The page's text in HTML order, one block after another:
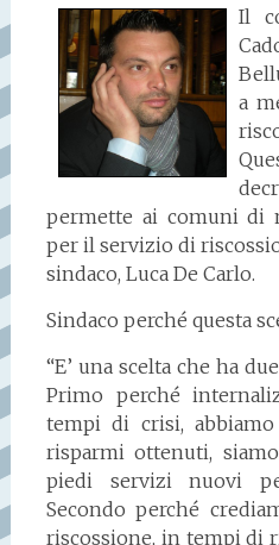
Il
a
permette ai comuni di
per il servizio di
sindaco, Luca De Carlo.
Sindaco perché questa
“E’ una scelta che ha
Primo perché
tempi di crisi,
risparmi ottenuti,
piedi servizi nuovi
Secondo perché
riscossione, in tempi di